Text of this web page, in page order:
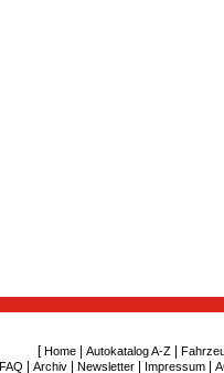
[ Home| Autokatalog A-Z|
FAQ Archiv Newsletter Impressum